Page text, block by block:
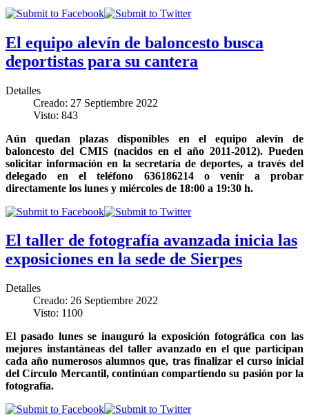
El equipo alevín de baloncesto busca
deportistas para su cantera
Detalles
Creado: 27 Septiembre 2022
Visto: 843
Aún quedan plazas disponibles en el equipo alevín de
baloncesto del CMIS (nacidos en el año 2011-2012). Pueden
solicitar información en la secretaría de deportes, a través del
delegado en el teléfono 636186214 o venir a probar
directamente los lunes y miércoles de 18:00 a 19:30 h.
El taller de fotografía avanzada inicia las
exposiciones en la sede de Sierpes
Detalles
Creado: 26 Septiembre 2022
Visto: 1100
El pasado lunes se inauguró la exposición fotográfica con las
mejores instantáneas del taller avanzado en el que participan
cada año numerosos alumnos que, tras finalizar el curso inicial
del Círculo Mercantil, continúan compartiendo su pasión por la
fotografía.